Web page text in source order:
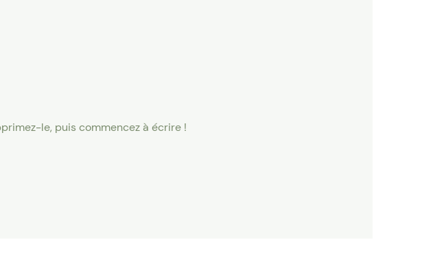
le, puis commencez à écrire !